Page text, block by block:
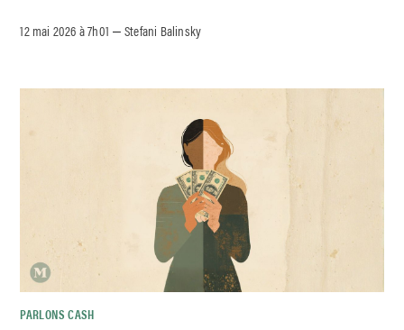
12 mai 2026 à 7h01 –Stefani Balinsky
PARLONS CASH